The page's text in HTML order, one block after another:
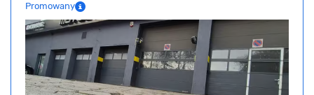
Promowany